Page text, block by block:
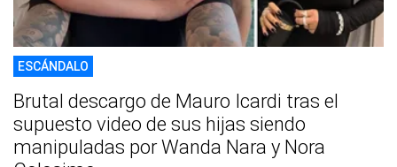
ESCÁNDALO
Brutal descargo de Mauro Icardi tras el
supuesto video de sus hijas siendo
manipuladas por Wanda Nara y Nora